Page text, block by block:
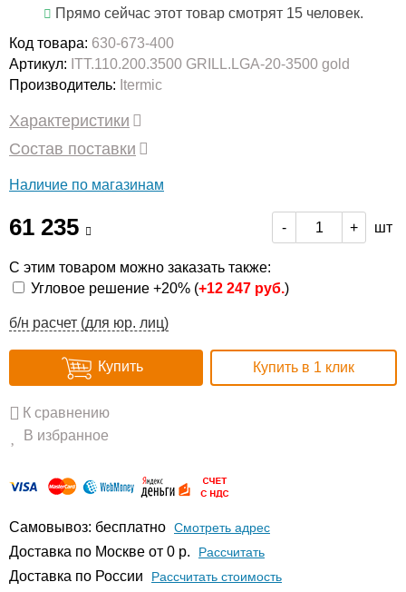
Прямо сейчас этот товар смотрят 15 человек.
Код товара: 630-673-400
Артикул: ITT.110.200.3500 GRILL.LGA-20-3500 gold
Производитель: Itermic
Характеристики
Состав поставки
Наличие по магазинам
61 235 - + шт
С этим товаром можно заказать также:
Угловое решение +20% (+12 247 руб.)
б/н расчет (для юр. лиц)
Купить Купить в 1 клик
К сравнению
В избранное
Самовывоз: бесплатно Смотреть адрес
Доставка по Москве от 0 р. Расcчитать
Доставка по России Рассчитать стоимость